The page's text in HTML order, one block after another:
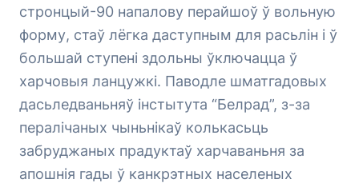
стронцый-90 напалову перайшоў ў вольную
форму, стаў лёгка даступным для расьлін і ў
большай ступені здольны ўключацца ў
харчовыя ланцужкі. Паводле шматгадовых
дасьледваньняў інстытута “Белрад”, з-за
пералічаных чыньнікаў колькасьць
забруджаных прадуктаў харчаваньня за
апошнія гады ў канкрэтных населеных